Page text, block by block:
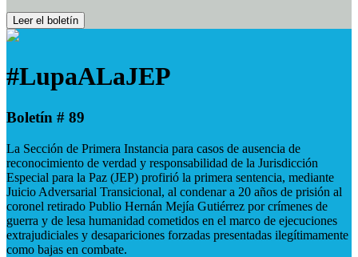
Leer el boletín
#LupaALaJEP
Boletín # 89
La Sección de Primera Instancia para casos de ausencia de
reconocimiento de verdad y responsabilidad de la Jurisdicción
Especial para la Paz (JEP) profirió la primera sentencia, mediante
Juicio Adversarial Transicional, al condenar a 20 años de prisión al
coronel retirado Publio Hernán Mejía Gutiérrez por crímenes de
guerra y de lesa humanidad cometidos en el marco de ejecuciones
extrajudiciales y desapariciones forzadas presentadas ilegítimamente
como bajas en combate.